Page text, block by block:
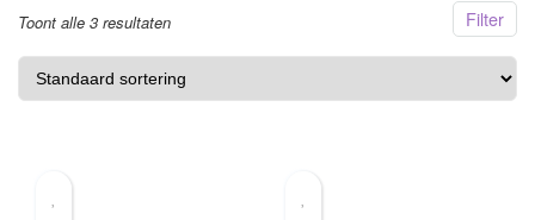
Filter
Toont alle 3 resultaten